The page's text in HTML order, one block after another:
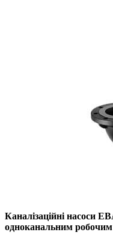
Каналізаційні насоси
одноканальним